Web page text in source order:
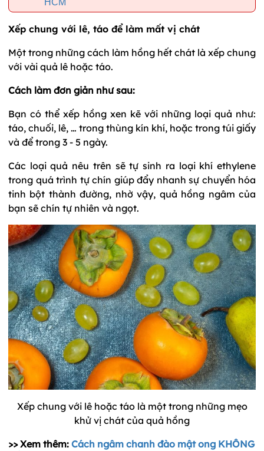
Xếp chung với lê, táo để làm mất vị chát
Một trong những cách làm hồng hết chát là xếp chung
với vài quả lê hoặc táo.
Cách làm đơn giản như sau:
Bạn có thể xếp hồng xen kẽ với những loại quả như:
táo, chuối, lê, … trong thùng kín khí, hoặc trong túi giấy
và để trong 3 - 5 ngày.
Các loại quả nêu trên sẽ tự sinh ra loại khí ethylene
trong quá trình tự chín giúp đẩy nhanh sự chuyển hóa
tinh bột thành đường, nhờ vậy, quả hồng ngâm của
bạn sẽ chín tự nhiên và ngọt.
Xếp chung với lê hoặc táo là một trong những mẹo
khử vị chát của quả hồng
>> Xem thêm: Cách ngâm chanh đào mật ong KHÔNG